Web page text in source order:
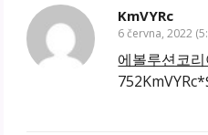
KmVYRc
6 června, 2022
에볼루션코